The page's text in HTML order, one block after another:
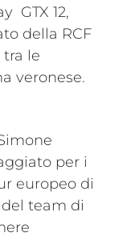
GTX 12,
della RCF
le
veronese.
per i
europeo di
team di